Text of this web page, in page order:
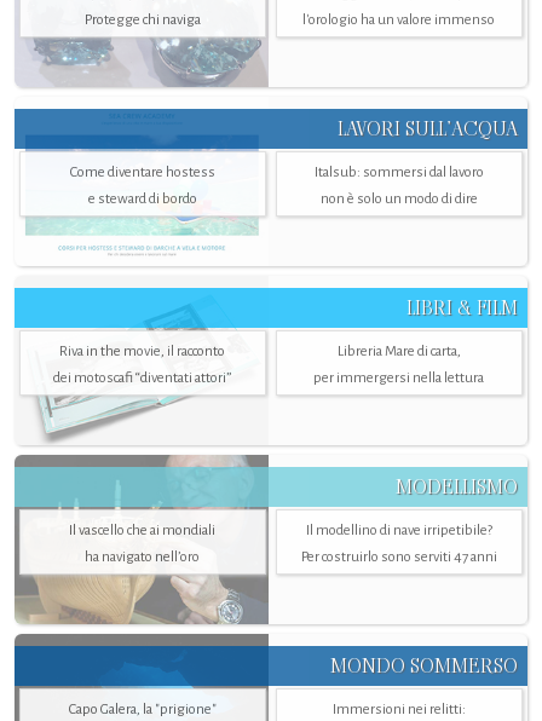
Protegge chi naviga
l'orologio ha un valore immenso
LAVORI SULL’ACQUA
Come diventare hostess
e steward di bordo
Italsub: sommersi dal lavoro
non è solo un modo di dire
LIBRI & FILM
Riva in the movie, il racconto
dei motoscafi “diventati attori”
Libreria Mare di carta,
per immergersi nella lettura
MODELLISMO
Il vascello che ai mondiali
ha navigato nell’oro
Il modellino di nave irripetibile?
Per costruirlo sono serviti 47 anni
MONDO SOMMERSO
Capo Galera, la "prigione"
Immersioni nei relitti: